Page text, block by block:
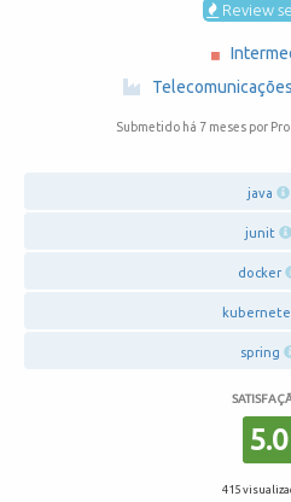
Review
·
Submetido há 7 meses por
java
junit
docker
spring
5.0
415